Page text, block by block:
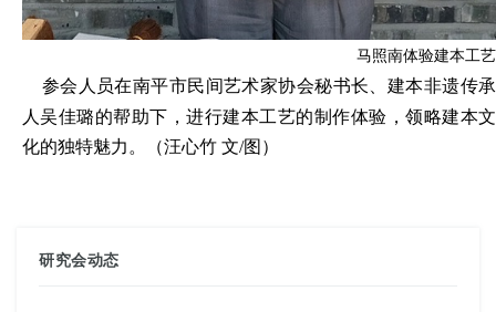
马照南体验建本工艺
参会人员在南平市民间艺术家协会秘书长、建本非遗传承
人吴佳璐的帮助下，进行建本工艺的制作体验，领略建本文
化的独特魅力。
（汪心竹 文/图 ）
研究会动态